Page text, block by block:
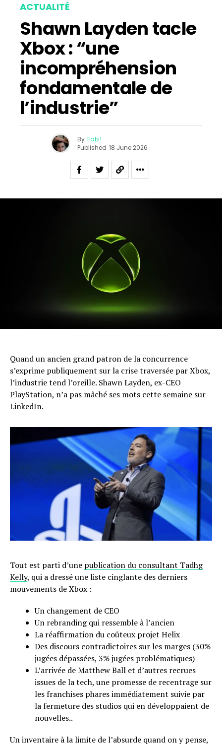
ACTUALITÉ
Shawn Layden tacle
Xbox : “une
incompréhension
fondamentale de
l’industrie”
By Fab !
Published 18 June 2026
Quand un ancien grand patron de la concurrence
s’exprime publiquement sur la crise traversée par Xbox,
l’industrie tend l’oreille. Shawn Layden, ex-CEO
PlayStation, n’a pas mâché ses mots cette semaine sur
LinkedIn.
Tout est parti d’une publication du consultant Tadhg
Kelly, qui a dressé une liste cinglante des derniers
mouvements de Xbox :
Un changement de CEO
Un rebranding qui ressemble à l’ancien
La réaffirmation du coûteux projet Helix
Des discours contradictoires sur les marges (30%
jugées dépassées, 3% jugées problématiques)
L’arrivée de Matthew Ball et d’autres recrues
issues de la tech, une promesse de recentrage sur
les franchises phares immédiatement suivie par
la fermeture des studios qui en développaient de
nouvelles..
Un inventaire à la limite de l’absurde quand on y pense,